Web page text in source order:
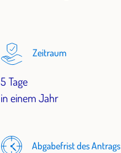
Zeitraum
5 Tage
in einem Jahr
Abgabefrist des Antrags